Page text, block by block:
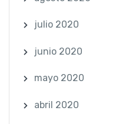
julio 2020
junio 2020
mayo 2020
abril 2020